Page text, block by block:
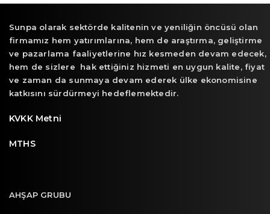
Sunpa olarak sektörde kalitenin ve yeniliğin öncüsü olan
firmamız hem yatırımlarına, hem de araştırma, geliştirme
ve pazarlama faaliyetlerine hız kesmeden devam edecek,
hem de sizlere hak ettiğiniz hizmeti en uygun kalite, fiyat
ve zaman da sunmaya devam ederek ülke ekonomisine
katkısını sürdürmeyi hedeflemektedir.
KVKK Metni
MTHS
AHŞAP GRUBU